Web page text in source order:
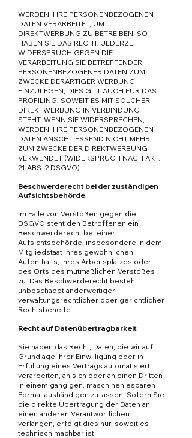
WERDEN IHRE PERSONENBEZOGENEN
DATEN VERARBEITET, UM
DIREKTWERBUNG ZU BETREIBEN, SO
HABEN SIE DAS RECHT, JEDERZEIT
WIDERSPRUCH GEGEN DIE
VERARBEITUNG SIE BETREFFENDER
PERSONENBEZOGENER DATEN ZUM
ZWECKE DERARTIGER WERBUNG
EINZULEGEN; DIES GILT AUCH FÜR DAS
PROFILING, SOWEIT ES MIT SOLCHER
DIREKTWERBUNG IN VERBINDUNG
STEHT. WENN SIE WIDERSPRECHEN,
WERDEN IHRE PERSONENBEZOGENEN
DATEN ANSCHLIESSEND NICHT MEHR
ZUM ZWECKE DER DIREKTWERBUNG
VERWENDET (WIDERSPRUCH NACH ART.
21 ABS. 2 DSGVO).
Beschwerderecht bei der zuständigen
Aufsichtsbehörde
Im Falle von Verstößen gegen die
DSGVO steht den Betroffenen ein
Beschwerderecht bei einer
Aufsichtsbehörde, insbesondere in dem
Mitgliedstaat ihres gewöhnlichen
Aufenthalts, ihres Arbeitsplatzes oder
des Orts des mutmaßlichen Verstoßes
zu. Das Beschwerderecht besteht
unbeschadet anderweitiger
verwaltungsrechtlicher oder gerichtlicher
Rechtsbehelfe.
Recht auf Datenübertragbarkeit
Sie haben das Recht, Daten, die wir auf
Grundlage Ihrer Einwilligung oder in
Erfüllung eines Vertrags automatisiert
verarbeiten, an sich oder an einen Dritten
in einem gängigen, maschinenlesbaren
Format aushändigen zu lassen. Sofern Sie
die direkte Übertragung der Daten an
einen anderen Verantwortlichen
verlangen, erfolgt dies nur, soweit es
technisch machbar ist.